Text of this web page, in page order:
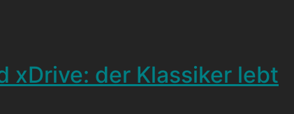
xDrive: der Klassiker lebt